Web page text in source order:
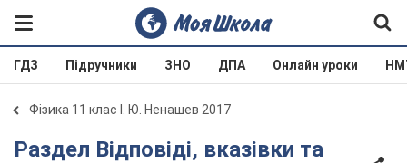
ГДЗ Підручники ЗНО ДПА Онлайн уроки
Фізика 11 клас І. Ю. Ненашев 2017
Раздел Відповіді, вказівки та